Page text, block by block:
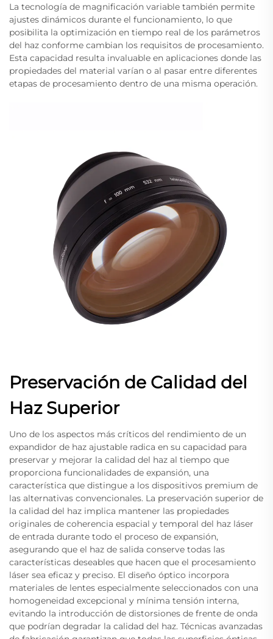
La tecnología de magnificación variable también permite
ajustes dinámicos durante el funcionamiento, lo que
posibilita la optimización en tiempo real de los parámetros
del haz conforme cambian los requisitos de procesamiento.
Esta capacidad resulta invaluable en aplicaciones donde las
propiedades del material varían o al pasar entre diferentes
etapas de procesamiento dentro de una misma operación.
Preservación de Calidad del
Haz Superior
Uno de los aspectos más críticos del rendimiento de un
expandidor de haz ajustable radica en su capacidad para
preservar y mejorar la calidad del haz al tiempo que
proporciona funcionalidades de expansión, una
característica que distingue a los dispositivos premium de
las alternativas convencionales. La preservación superior de
la calidad del haz implica mantener las propiedades
originales de coherencia espacial y temporal del haz láser
de entrada durante todo el proceso de expansión,
asegurando que el haz de salida conserve todas las
características deseables que hacen que el procesamiento
láser sea eficaz y preciso. El diseño óptico incorpora
materiales de lentes especialmente seleccionados con una
homogeneidad excepcional y mínima tensión interna,
evitando la introducción de distorsiones de frente de onda
que podrían degradar la calidad del haz. Técnicas avanzadas